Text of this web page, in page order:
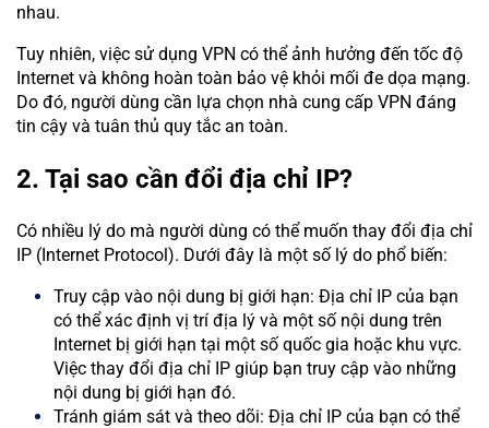
nhau.
Tuy nhiên, việc sử dụng VPN có thể ảnh hưởng đến tốc độ
Internet và không hoàn toàn bảo vệ khỏi mối đe dọa mạng.
Do đó, người dùng cần lựa chọn nhà cung cấp VPN đáng
tin cậy và tuân thủ quy tắc an toàn.
2. Tại sao cần đổi địa chỉ IP?
Có nhiều lý do mà người dùng có thể muốn thay đổi địa chỉ
IP (Internet Protocol). Dưới đây là một số lý do phổ biến:
Truy cập vào nội dung bị giới hạn: Địa chỉ IP của bạn
có thể xác định vị trí địa lý và một số nội dung trên
Internet bị giới hạn tại một số quốc gia hoặc khu vực.
Việc thay đổi địa chỉ IP giúp bạn truy cập vào những
nội dung bị giới hạn đó.
Tránh giám sát và theo dõi: Địa chỉ IP của bạn có thể